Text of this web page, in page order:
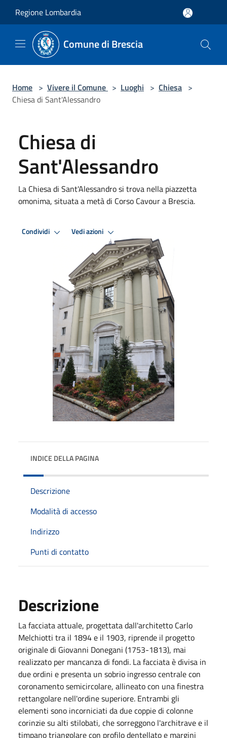
Regione Lombardia
Comune di Brescia
Home > Vivere il Comune > Luoghi > Chiesa >
Chiesa di Sant'Alessandro
Chiesa di
Sant'Alessandro
La Chiesa di Sant'Alessandro si trova nella piazzetta
omonima, situata a metà di Corso Cavour a Brescia.
Condividi Vedi azioni
INDICE DELLA PAGINA
Descrizione
Modalità di accesso
Indirizzo
Punti di contatto
Descrizione
La facciata attuale, progettata dall'architetto Carlo
Melchiotti tra il 1894 e il 1903, riprende il progetto
originale di Giovanni Donegani (1753-1813), mai
realizzato per mancanza di fondi. La facciata è divisa in
due ordini e presenta un sobrio ingresso centrale con
coronamento semicircolare, allineato con una finestra
rettangolare nell'ordine superiore. Entrambi gli
elementi sono incorniciati da due coppie di colonne
corinzie su alti stilobati, che sorreggono l'architrave e il
timpano triangolare con profilo dentellato e margini